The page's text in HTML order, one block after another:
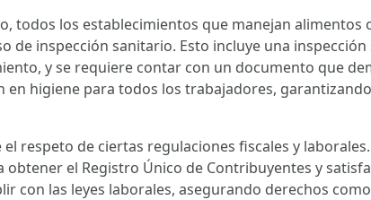
todos los establecimientos que manejan
inspección sanitario. Esto incluye una
y se requiere contar con un documento que
higiene para todos los trabajadores,
respeto de ciertas regulaciones fiscales y
el Registro Único de Contribuyentes y
con las leyes laborales, asegurando derechos